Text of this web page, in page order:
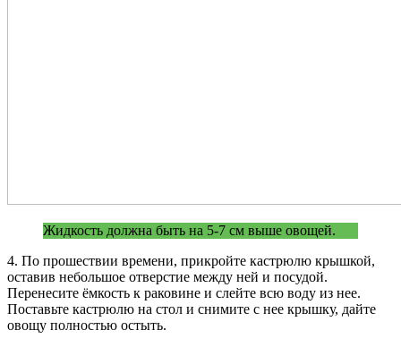
Жидкость должна быть на 5-7 см выше овощей.
4. По прошествии времени, прикройте кастрюлю крышкой,
оставив небольшое отверстие между ней и посудой.
Перенесите ёмкость к раковине и слейте всю воду из нее.
Поставьте кастрюлю на стол и снимите с нее крышку, дайте
овощу полностью остыть.